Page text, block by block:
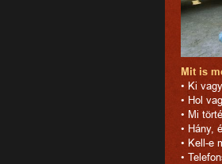
Mit is
• Ki
• Hol
• Mi
• Hány,
• Kell-e
•